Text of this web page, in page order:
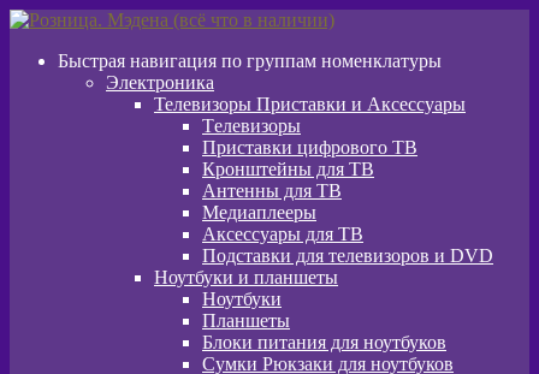
Перейти
навигации
Перейти
содержимому
Быстрая навигация по группам номенклатуры
Электроника
Телевизоры Приставки и Аксессуары
Tелевизоры
Приставки цифрового ТВ
Кронштейны для ТВ
Антенны для ТВ
Медиаплееры
Аксессуары для ТВ
Подставки для телевизоров и DVD
Ноутбуки и планшеты
Ноутбуки
Планшеты
Блоки питания для ноутбуков
Сумки Рюкзаки для ноутбуков